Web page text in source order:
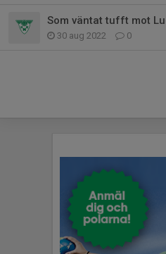
Som väntat tufft mot
30 aug 2022 0